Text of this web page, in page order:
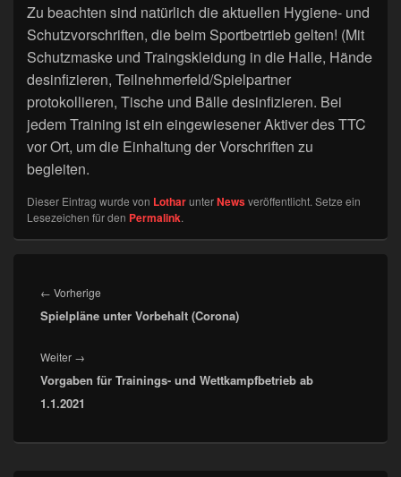
Zu beachten sind natürlich die aktuellen Hygiene- und
Schutzvorschriften, die beim Sportbetrtieb gelten! (Mit
Schutzmaske und Traingskleidung in die Halle, Hände
desinfizieren, Teilnehmerfeld/Spielpartner
protokollieren, Tische und Bälle desinfizieren. Bei
jedem Training ist ein eingewiesener Aktiver des TTC
vor Ort, um die Einhaltung der Vorschriften zu
begleiten.
Dieser Eintrag wurde von LotharunterNewsveröffentlicht. Setze ein
Lesezeichen für den Permalink.
← Vorherige
Beitrag:
Spielpläne unter Vorbehalt (Corona)
Weiter →
Beitrag:
Vorgaben für Trainings- und Wettkampfbetrieb ab
1.1.2021